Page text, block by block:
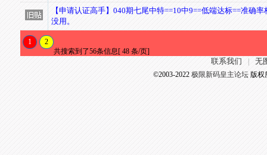
【申请认证高手】040期七尾中特==10中9==低端达标==准确
没用。
1
2
共搜索到了56条信息[ 48 条/页]
联系我们 无
©2003-2022 极限新码皇主论坛版权